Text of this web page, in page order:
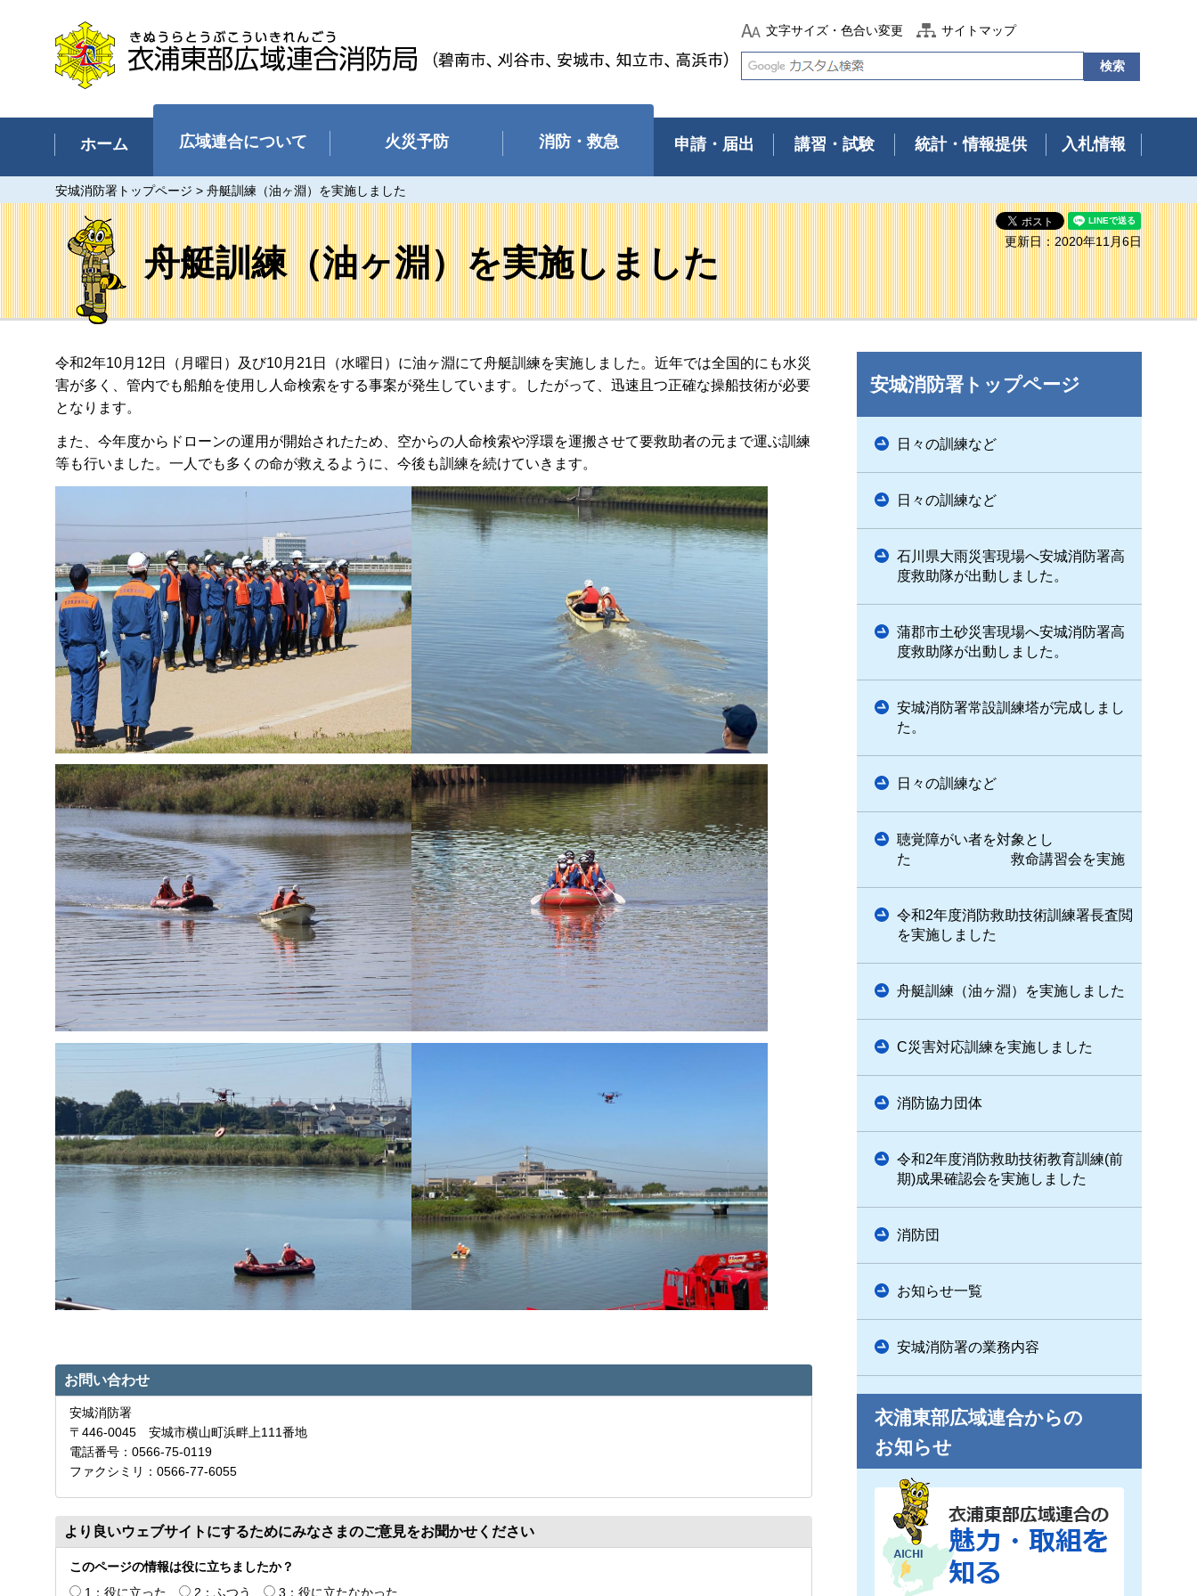
衣浦東部広域連合消防局（碧南
市、刈谷市、安城市、知立市、高
浜市）
文字サイズ・色合い変更 サイトマップ
ホーム 広域連合について 火災予防 消防・救急 申請・届出 講習・試験 統計・情報提供 入札情報
安城消防署トップページ > 舟艇訓練（油ヶ淵）を実施しました
舟艇訓練（油ヶ淵）を実施しました
更新日：2020年11月6日
令和2年10月12日（月曜日）及び10月21日（水曜日）に油ヶ淵にて舟艇訓練を実施しました。近年では全国的にも水災
害が多く、管内でも船舶を使用し人命検索をする事案が発生しています。したがって、迅速且つ正確な操船技術が必要
となります。
また、今年度からドローンの運用が開始されたため、空からの人命検索や浮環を運搬させて要救助者の元まで運ぶ訓練
等も行いました。一人でも多くの命が救えるように、今後も訓練を続けていきます。
お問い合わせ
安城消防署
〒446-0045 安城市横山町浜畔上111番地
電話番号：0566-75-0119
ファクシミリ：0566-77-6055
より良いウェブサイトにするためにみなさまのご意見をお聞かせください
このページの情報は役に立ちましたか？
1：役に立った
2：ふつう 3：役に立たなかった
安城消防署トップページ
日々の訓練など
日々の訓練など
石川県大雨災害現場へ安城消防署高
度救助隊が出動しました。
蒲郡市土砂災害現場へ安城消防署高
度救助隊が出動しました。
安城消防署常設訓練塔が完成しまし
た。
日々の訓練など
聴覚障がい者を対象とし
た 救命講習会を実施
令和2年度消防救助技術訓練署長査閲
を実施しました
舟艇訓練（油ヶ淵）を実施しました
C災害対応訓練を実施しました
消防協力団体
令和2年度消防救助技術教育訓練(前
期)成果確認会を実施しました
消防団
お知らせ一覧
安城消防署の業務内容
衣浦東部広域連合からの
お知らせ